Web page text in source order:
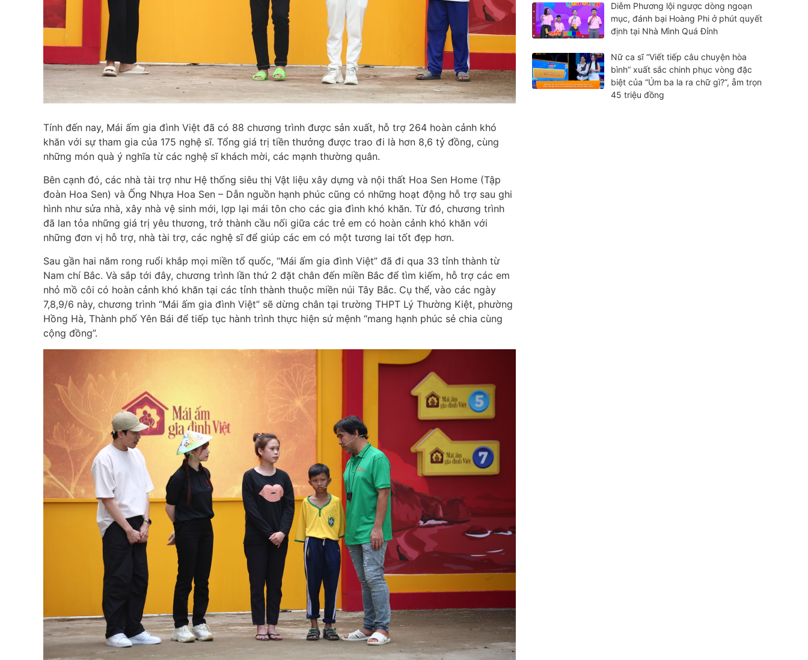
Tính đến nay, Mái ấm gia đình Việt đã có 88 chương trình được sản xuất, hỗ trợ 264 hoàn cảnh khó
khăn với sự tham gia của 175 nghệ sĩ. Tổng giá trị tiền thưởng được trao đi là hơn 8,6 tỷ đồng, cùng
những món quà ý nghĩa từ các nghệ sĩ khách mời, các mạnh thường quân.
Bên cạnh đó, các nhà tài trợ như Hệ thống siêu thị Vật liệu xây dựng và nội thất Hoa Sen Home (Tập
đoàn Hoa Sen) và Ống Nhựa Hoa Sen – Dẫn nguồn hạnh phúc cũng có những hoạt động hỗ trợ sau ghi
hình như sửa nhà, xây nhà vệ sinh mới, lợp lại mái tôn cho các gia đình khó khăn. Từ đó, chương trình
đã lan tỏa những giá trị yêu thương, trở thành cầu nối giữa các trẻ em có hoàn cảnh khó khăn với
những đơn vị hỗ trợ, nhà tài trợ, các nghệ sĩ để giúp các em có một tương lai tốt đẹp hơn.
Sau gần hai năm rong ruổi khắp mọi miền tổ quốc, “Mái ấm gia đình Việt” đã đi qua 33 tỉnh thành từ
Nam chí Bắc. Và sắp tới đây, chương trình lần thứ 2 đặt chân đến miền Bắc để tìm kiếm, hỗ trợ các em
nhỏ mồ côi có hoàn cảnh khó khăn tại các tỉnh thành thuộc miền núi Tây Bắc. Cụ thể, vào các ngày
7,8,9/6 này, chương trình “Mái ấm gia đình Việt” sẽ dừng chân tại trường THPT Lý Thường Kiệt, phường
Hồng Hà, Thành phố Yên Bái để tiếp tục hành trình thực hiện sứ mệnh “mang hạnh phúc sẻ chia cùng
cộng đồng”.
Diễm Phương lội ngược dòng ngoạn
mục, đánh bại Hoàng Phi ở phút quyết
định tại Nhà Mình Quá Đỉnh
Nữ ca sĩ “Viết tiếp câu chuyện hòa
bình” xuất sắc chinh phục vòng đặc
biệt của “Úm ba la ra chữ gì?”, ẵm trọn
45 triệu đồng